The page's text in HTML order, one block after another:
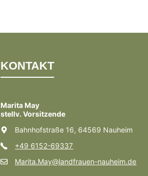
KONTAKT
Marita May
stellv. Vorsitzende
Bahnhofstraße 16, 64569 Nauheim
+49 6152-69337
Marita.May@landfrauen-nauheim.de